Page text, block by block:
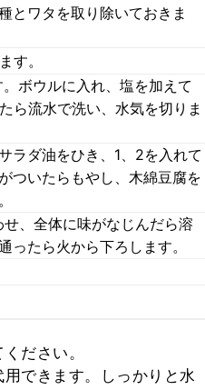
とワタを取り除いておきま
す。
ボウルに入れ、塩を加えて
ら流水で洗い、水気を切りま
ラダ油をひき、1、2を入れて
ついたらもやし、木綿豆腐を
、全体に味がなじんだら溶
ったら火から下ろします。
ださい。
できます。しっかりと水